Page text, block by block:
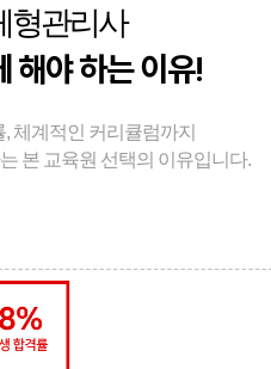
형관리사
해야 하는 이유!
체계적인 커리큘럼까지
본 교육원 선택의 이유입니다.